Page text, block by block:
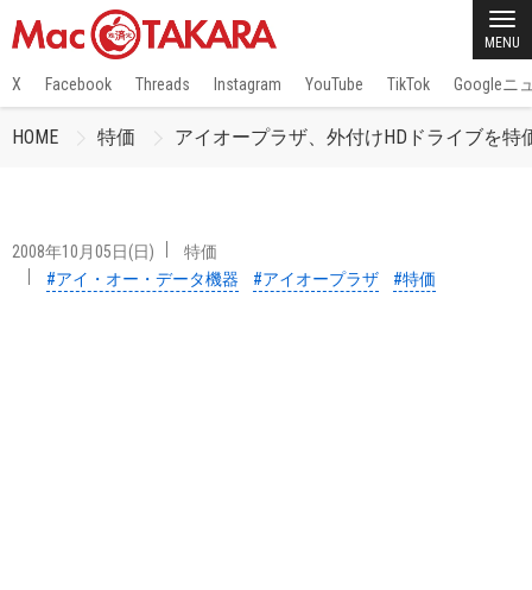
MENU
X Facebook Threads Instagram YouTube TikTok Googleニ
HOME 特価 アイオープラザ、外付けHDドライブを特
2008年10月05日(日)
特価
#アイ・オー・データ機器
#アイオープラザ #特価